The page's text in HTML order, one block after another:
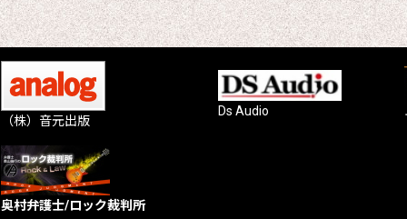
（株）音元出版
Ds Audio
奥村弁護士/ロック裁判所